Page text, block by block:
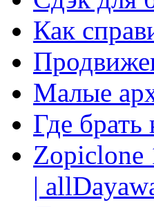
Как
Малые
Где
Zopiclone
|